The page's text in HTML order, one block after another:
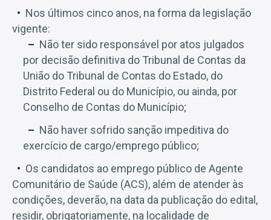
Nos últimos cinco anos, na forma da legislação
vigente:
Não ter sido responsável por atos julgados
por decisão definitiva do Tribunal de Contas da
União do Tribunal de Contas do Estado, do
Distrito Federal ou do Município, ou ainda, por
Conselho de Contas do Município;
Não haver sofrido sanção impeditiva do
exercício de cargo/emprego público;
Os candidatos ao emprego público de Agente
Comunitário de Saúde (ACS), além de atender às
condições, deverão, na data da publicação do edital,
residir, obrigatoriamente, na localidade de